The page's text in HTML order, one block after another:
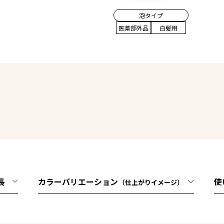
泡タイプ
医薬部外品
白髪用
カラーバリエーション （仕上がりイメージ）